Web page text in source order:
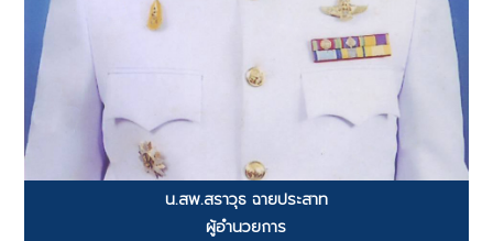
น.สพ.สราวุธ ฉายประสาท
ผู้อำนวยการ